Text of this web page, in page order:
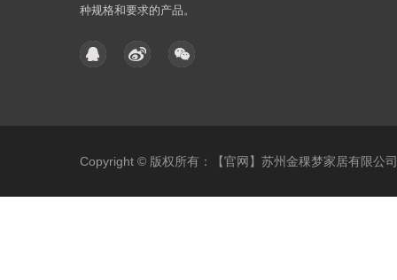
种规格和要求的产品。
Copyright © 版权所有：【官网】苏州金稞梦家居有限公